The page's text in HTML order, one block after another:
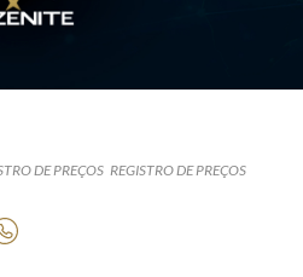
DE PREÇOS REGISTRO DE PREÇOS